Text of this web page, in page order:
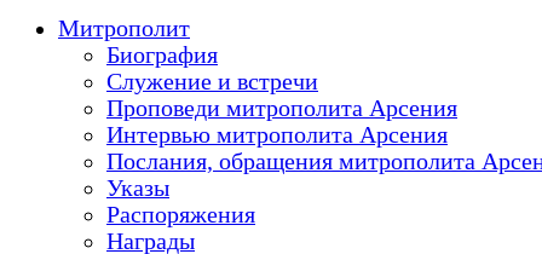
Митрополит
Биография
Служение и встречи
Проповеди митрополита Арсения
Интервью митрополита Арсения
Послания, обращения митрополита
Указы
Распоряжения
Награды